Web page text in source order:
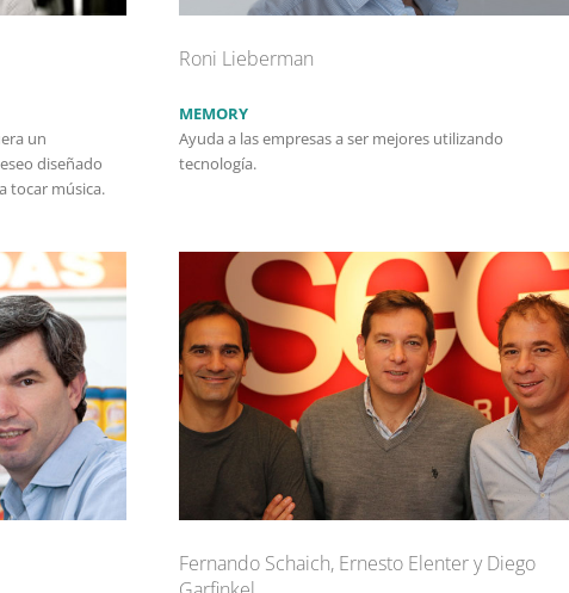
un
diseñado
tocar música.
Roni Lieberman
MEMORY
Ayuda a las empresas a ser mejores utilizando
tecnología.
Fernando Schaich, Ernesto Elenter y Diego